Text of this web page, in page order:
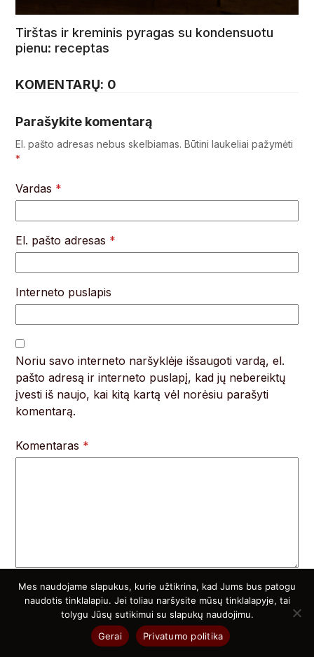
Tirštas ir kreminis pyragas su kondensuotu
pienu: receptas
KOMENTARŲ: 0
Parašykite komentarą
El. pašto adresas nebus skelbiamas. Būtini laukeliai pažymėti
*
Vardas *
El. pašto adresas *
Interneto puslapis
Noriu savo interneto naršyklėje išsaugoti vardą, el.
pašto adresą ir interneto puslapį, kad jų nebereiktų
įvesti iš naujo, kai kitą kartą vėl norėsiu parašyti
komentarą.
Komentaras *
Atsitiktiniai straipsniai
Mes naudojame slapukus, kurie užtikrina, kad Jums bus patogu
naudotis tinklalapiu. Jei toliau naršysite mūsų tinklalapyje, tai
tolygu Jūsų sutikimui su slapukų naudojimu.
Gerai
Privatumo politika